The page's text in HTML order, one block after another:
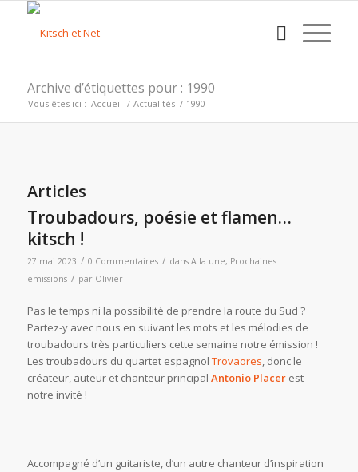
Archive d’étiquettes pour : 1990
Vous êtes ici : Accueil / Actualités / 1990
Articles
Troubadours, poésie et flamen…
kitsch !
27 mai 2023 / 0 Commentaires / dans A la une, Prochaines
émissions / par Olivier
Pas le temps ni la possibilité de prendre la route du Sud ?
Partez-y avec nous en suivant les mots et les mélodies de
troubadours très particuliers cette semaine notre émission !
Les troubadours du quartet espagnol Trovaores, donc le
créateur, auteur et chanteur principal Antonio Placer est
notre invité !
Accompagné d’un guitariste, d’un autre chanteur d’inspiration